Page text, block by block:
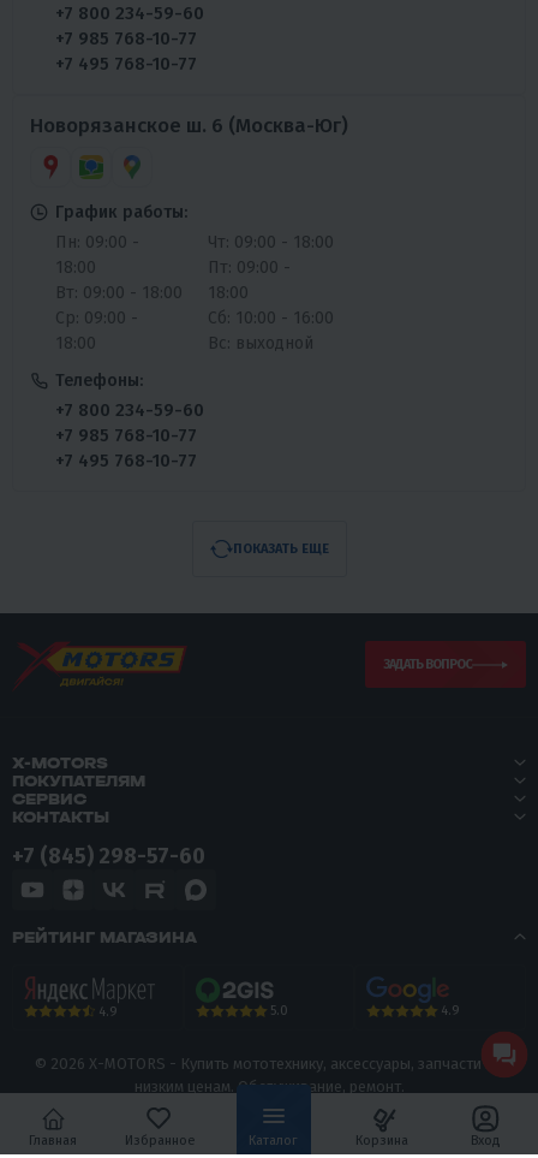
+7 800 234-59-60
+7 985 768-10-77
+7 495 768-10-77
Новорязанское ш. 6 (Москва-Юг)
График работы:
Пн: 09:00 -
18:00
Вт: 09:00 - 18:00
Ср: 09:00 -
18:00
Чт: 09:00 - 18:00
Пт: 09:00 -
18:00
Сб: 10:00 - 16:00
Вс: выходной
Телефоны:
+7 800 234-59-60
+7 985 768-10-77
+7 495 768-10-77
ПОКАЗАТЬ ЕЩЕ
ЗАДАТЬ ВОПРОС
X-MOTORS
ПОКУПАТЕЛЯМ
СЕРВИС
КОНТАКТЫ
+7 (845) 298-57-60
РЕЙТИНГ МАГАЗИНА
4.9 5.0 4.9
© 2026 X-MOTORS - Купить мототехнику, аксессуары, запчасти по
низким ценам. Обслуживание, ремонт.
Политика конфиденциальности
Главная Вход
Избранное Каталог Корзина